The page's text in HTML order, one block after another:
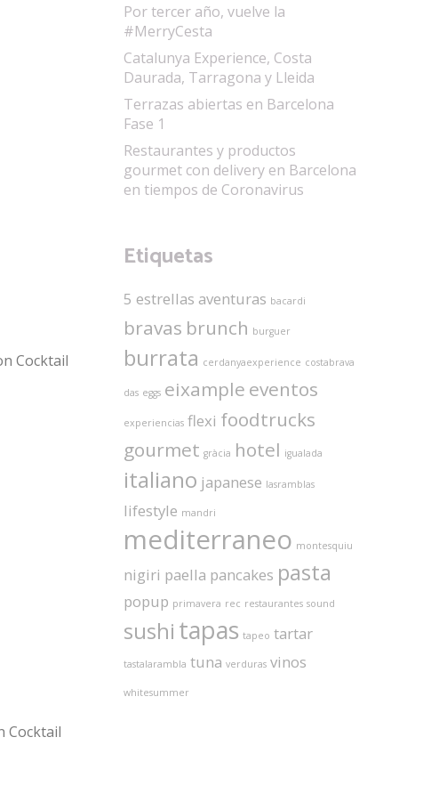
Cocktail
Cocktail
Por tercer año, vuelve la
#MerryCesta
Catalunya Experience, Costa
Daurada, Tarragona y Lleida
Terrazas abiertas en Barcelona
Fase 1
Restaurantes y productos
gourmet con delivery en Barcelona
en tiempos de Coronavirus
Etiquetas
5 estrellas aventuras bacardi
bravas brunch burguer
burrata cerdanyaexperience costabrava
das eggs eixample eventos
experiencias flexi foodtrucks
gourmet gràcia hotel igualada
italiano japanese lasramblas
lifestyle mandri
mediterraneo montesquiu
nigiri paella pancakes pasta
popup primavera rec restaurantes sound
sushi tapas tapeo tartar
tastalarambla tuna verduras vinos
whitesummer